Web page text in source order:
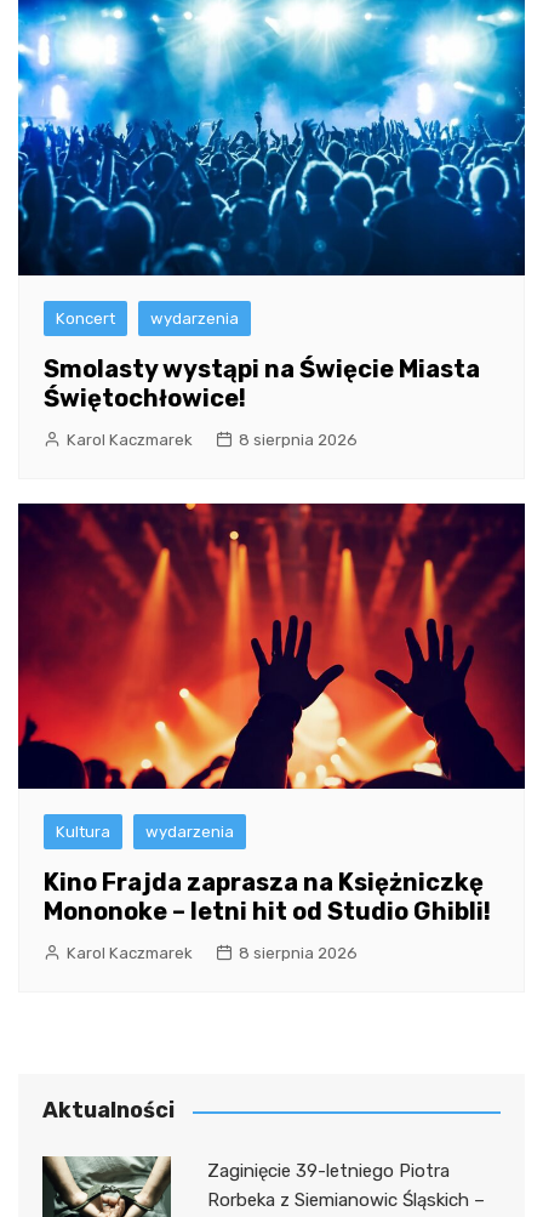
Koncert wydarzenia
Smolasty wystąpi na Święcie Miasta
Świętochłowice!
Karol Kaczmarek 8 sierpnia 2026
Kultura wydarzenia
Kino Frajda zaprasza na Księżniczkę
Mononoke – letni hit od Studio Ghibli!
Karol Kaczmarek 8 sierpnia 2026
Aktualności
Zaginięcie 39-letniego Piotra
Rorbeka z Siemianowic Śląskich –